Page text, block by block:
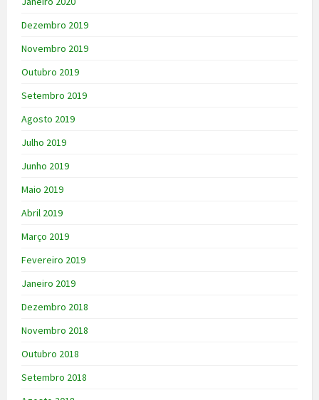
Dezembro 2019
Novembro 2019
Outubro 2019
Setembro 2019
Agosto 2019
Julho 2019
Junho 2019
Maio 2019
Abril 2019
Março 2019
Fevereiro 2019
Janeiro 2019
Dezembro 2018
Novembro 2018
Outubro 2018
Setembro 2018